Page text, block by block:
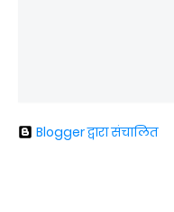
Blogger द्वारा संचालित